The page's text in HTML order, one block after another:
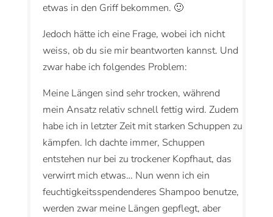
etwas in den Griff bekommen. 🙂
Jedoch hätte ich eine Frage, wobei ich nicht
weiss, ob du sie mir beantworten kannst. Und
zwar habe ich folgendes Problem:
Meine Längen sind sehr trocken, während
mein Ansatz relativ schnell fettig wird. Zudem
habe ich in letzter Zeit mit starken Schuppen zu
kämpfen. Ich dachte immer, Schuppen
entstehen nur bei zu trockener Kopfhaut, das
verwirrt mich etwas… Nun wenn ich ein
feuchtigkeitsspendenderes Shampoo benutze,
werden zwar meine Längen gepflegt, aber